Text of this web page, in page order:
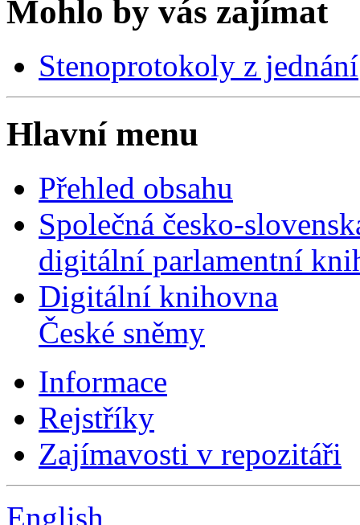
Mohlo by vás zajímat
Stenoprotokoly z jednání
Hlavní menu
Přehled obsahu
Společná česko-
digitální parlamentní
Digitální knihovna
České sněmy
Informace
Rejstříky
Zajímavosti v repozitáři
English